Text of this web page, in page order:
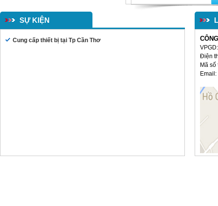
SỰ KIỆN
Cung cấp thiết bị tại Tp Cần Thơ
Điện
Mã số
Email: